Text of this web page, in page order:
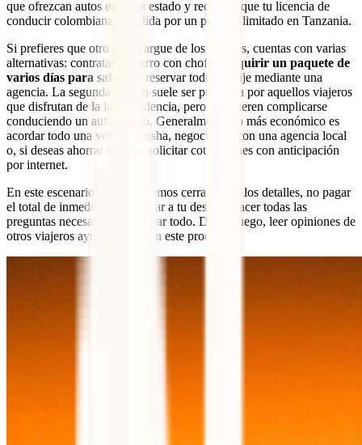
que ofrezcan autos en buen estado y recuerda que tu licencia de
conducir colombiana es válida por un período limitado en Tanzania.
Si prefieres que otro se encargue de los detalles, cuentas con varias
alternativas: contratar un carro con chofer,
adquirir un paquete de
varios días para safaris
o reservar todo el viaje mediante una
agencia. La segunda opción suele ser preferida por aquellos viajeros
que disfrutan de la independencia, pero no quieren complicarse
conduciendo un auto propio. Generalmente, lo más económico es
acordar todo una vez en Arusha, negociando con una agencia local
o, si deseas ahorrar tiempo, solicitar cotizaciones con anticipación
por internet.
En este escenario, te aconsejamos cerrar todos los detalles, no pagar
el total de inmediato y, al llegar a tu destino, hacer todas las
preguntas necesarias y asegurar todo. Desde luego, leer opiniones de
otros viajeros ayuda mucho en este proceso.